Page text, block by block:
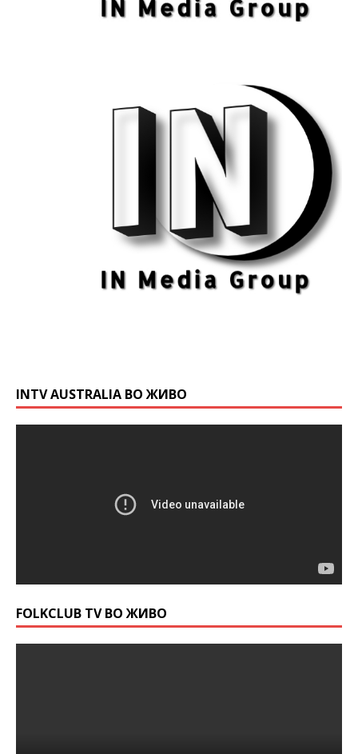
INTV AUSTRALIA ВО ЖИВО
FOLKCLUB TV ВО ЖИВО